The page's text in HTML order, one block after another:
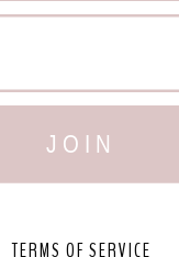
JOIN
TERMS OF SERVICE